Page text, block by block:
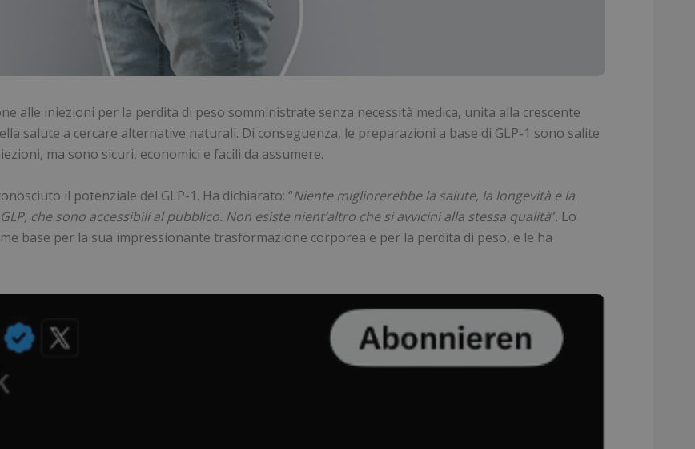
alle iniezioni per la perdita di peso somministrate senza necessità medica, unita alla crescente
salute a cercare alternative naturali. Di conseguenza, le preparazioni a base di GLP-1 sono salite
ma sono sicuri, economici e facili da assumere.
il potenziale del GLP-1. Ha dichiarato: “Niente migliorerebbe la salute, la longevità e la
che sono accessibili al pubblico. Non esiste nient’altro che si avvicini alla stessa qualità”. Lo
base per la sua impressionante trasformazione corporea e per la perdita di peso, e le ha